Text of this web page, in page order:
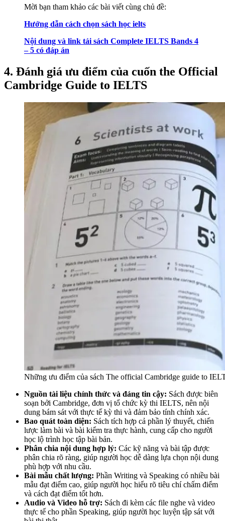
Mời bạn tham khảo các bài viết cùng chủ đề:
Hướng dẫn cách chọn sách học ielts
Nội dung và link tải sách Complete IELTS Bands 4
– 5 có đáp án
4. Đánh giá ưu điểm của cuốn the Official
Cambridge Guide to IELTS
Những ưu điểm của sách The official Cambridge guide to
Nguồn tài liệu chính thức và đáng tin cậy: Sách được biên
soạn bởi Cambridge, đơn vị tổ chức kỳ thi IELTS, nên nội
dung bám sát với thực tế kỳ thi và đảm bảo tính chính xác.
Bao quát toàn diện: Sách tích hợp cả phần lý thuyết, chiến
lược làm bài và bài kiểm tra thực hành, cung cấp cho người
học lộ trình học tập bài bản.
Phân chia nội dung hợp lý: Các kỹ năng và bài tập được
phân chia rõ ràng, giúp người học dễ dàng lựa chọn nội dung
phù hợp với nhu cầu.
Bài mẫu chất lượng: Phần Writing và Speaking có nhiều bài
mẫu đạt điểm cao, giúp người học hiểu rõ tiêu chí chấm điểm
và cách đạt điểm tốt hơn.
Audio và Video hỗ trợ: Sách đi kèm các file nghe và video
thực tế cho phần Speaking, giúp người học luyện tập sát với